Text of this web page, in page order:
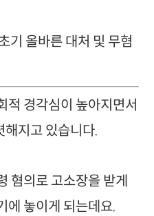
기 올바른 대처 및 무혐
적 경각심이 높아지면서
해지고 있습니다.
혐의로 고소장을 받게
에 놓이게 되는데요.